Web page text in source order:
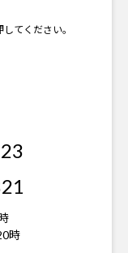
てください。
時